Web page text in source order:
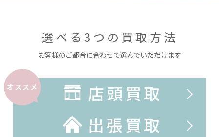
選べる3つの買取方法
お客様のご都合に合わせて選んでいただけます
オススメ
店頭買取
出張買取